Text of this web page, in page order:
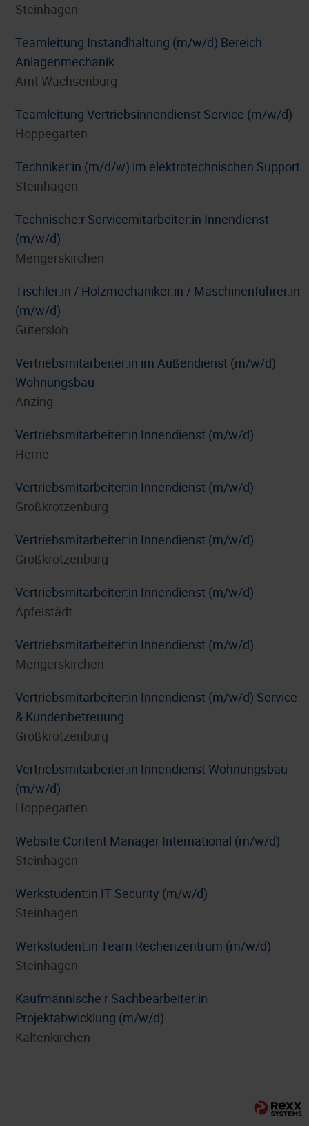
Steinhagen
Teamleitung Instandhaltung (m/w/d) Bereich
Anlagenmechanik
Amt Wachsenburg
Teamleitung Vertriebsinnendienst Service (m/w/d)
Hoppegarten
Techniker:in (m/d/w) im elektrotechnischen Support
Steinhagen
Technische:r Servicemitarbeiter:in Innendienst
(m/w/d)
Mengerskirchen
Tischler:in / Holzmechaniker:in / Maschinenführer:in
(m/w/d)
Gütersloh
Vertriebsmitarbeiter:in im Außendienst (m/w/d)
Wohnungsbau
Anzing
Vertriebsmitarbeiter:in Innendienst (m/w/d)
Herne
Vertriebsmitarbeiter:in Innendienst (m/w/d)
Großkrotzenburg
Vertriebsmitarbeiter:in Innendienst (m/w/d)
Großkrotzenburg
Vertriebsmitarbeiter:in Innendienst (m/w/d)
Apfelstädt
Vertriebsmitarbeiter:in Innendienst (m/w/d)
Mengerskirchen
Vertriebsmitarbeiter:in Innendienst (m/w/d) Service
& Kundenbetreuung
Großkrotzenburg
Vertriebsmitarbeiter:in Innendienst Wohnungsbau
(m/w/d)
Hoppegarten
Website Content Manager International (m/w/d)
Steinhagen
Werkstudent:in IT Security (m/w/d)
Steinhagen
Werkstudent:in Team Rechenzentrum (m/w/d)
Steinhagen
⁠Kaufmännische:r Sachbearbeiter:in
Projektabwicklung (m/w/d)
Kaltenkirchen